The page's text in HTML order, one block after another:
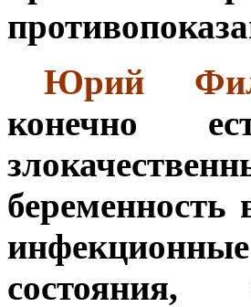
Юрий
конечно
состояния,